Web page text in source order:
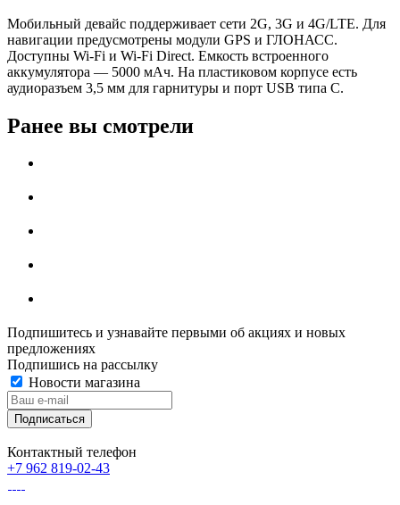
Мобильный девайс поддерживает сети 2G, 3G и 4G/LTE. Для
навигации предусмотрены модули GPS и ГЛОНАСС.
Доступны Wi-Fi и Wi-Fi Direct. Емкость встроенного
аккумулятора — 5000 мАч. На пластиковом корпусе есть
аудиоразъем 3,5 мм для гарнитуры и порт USB типа C.
Ранее вы смотрели
Подпишитесь и узнавайте первыми об акциях и новых
предложениях
Подпишись на рассылку
Новости магазина
Контактный телефон
+7 962 819-02-43